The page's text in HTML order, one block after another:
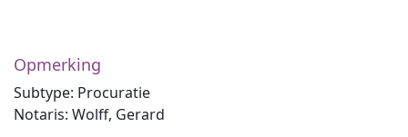
Opmerking
Subtype: Procuratie
Notaris: Wolff, Gerard